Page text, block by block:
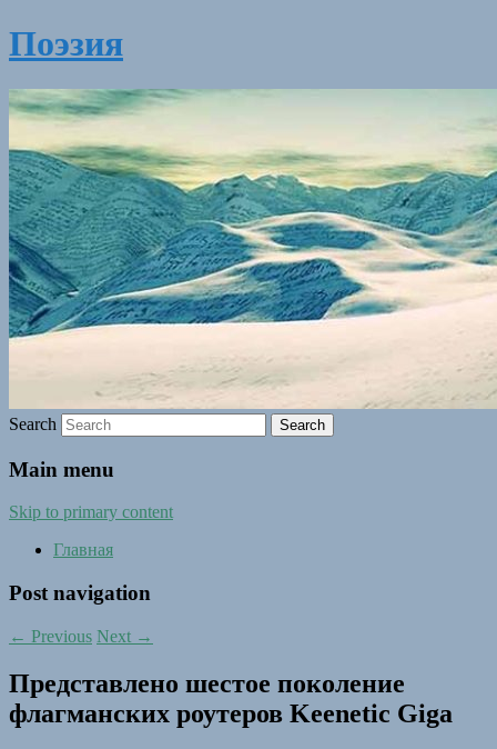
Поэзия
Search
Main menu
Skip to primary content
Главная
Post navigation
← Previous Next →
Представлено шестое поколение
флагманских роутеров Keenetic Giga